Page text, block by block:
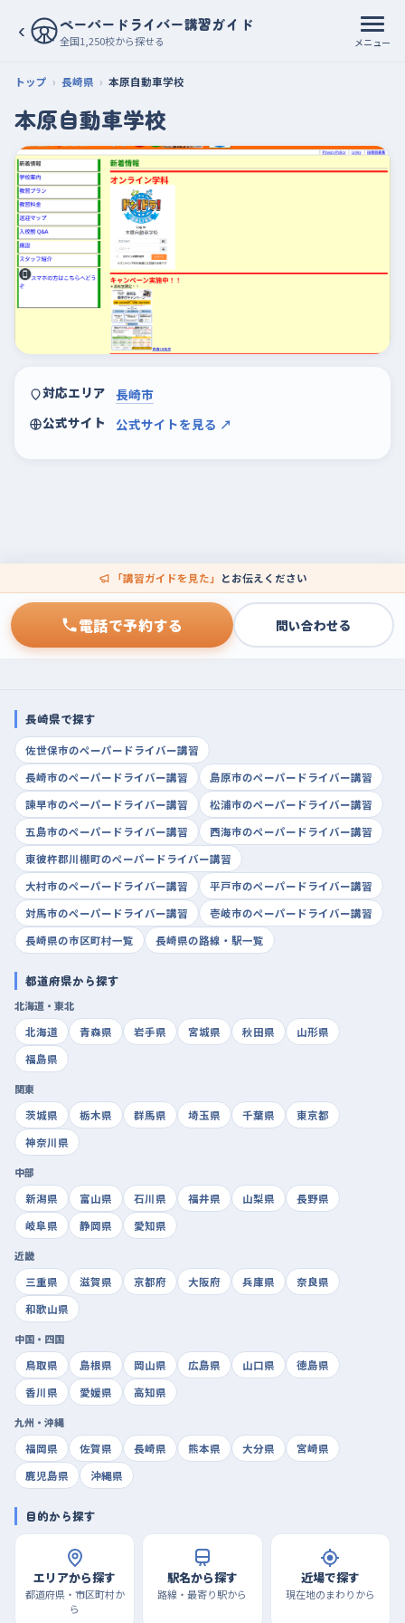
‹ ペーパードライバー講習ガイド
全国1,250校から探せる メニュー
トップ 長崎県 本原自動車学校
本原自動車学校
対応エリア 長崎市
公式サイト
公式サイトを見る ↗
「講習ガイドを見た」 とお伝えください
電話で予約する 問い合わせる
長崎県で探す
佐世保市のペーパードライバー講習
長崎市のペーパードライバー講習
島原市のペーパードライバー講習
諫早市のペーパードライバー講習
松浦市のペーパードライバー講習
五島市のペーパードライバー講習
西海市のペーパードライバー講習
東彼杵郡川棚町のペーパードライバー講習
大村市のペーパードライバー講習
平戸市のペーパードライバー講習
対馬市のペーパードライバー講習
壱岐市のペーパードライバー講習
長崎県の市区町村一覧
長崎県の路線・駅一覧
都道府県から探す
北海道・東北
北海道
青森県 岩手県 宮城県 秋田県
山形県
福島県
関東
茨城県
栃木県 群馬県 埼玉県 千葉県
東京都
神奈川県
中部
新潟県
富山県 石川県 福井県 山梨県
長野県
岐阜県
静岡県 愛知県
近畿
三重県
滋賀県 京都府 大阪府 兵庫県
奈良県
和歌山県
中国・四国
鳥取県
島根県 岡山県 広島県 山口県
徳島県
香川県
愛媛県 高知県
九州・沖縄
福岡県
佐賀県 長崎県 熊本県 大分県
宮崎県
鹿児島県
沖縄県
目的から探す
エリアから探す
都道府県・市区町村か
ら
駅名から探す
路線・最寄り駅から
近場で探す
現在地のまわりから